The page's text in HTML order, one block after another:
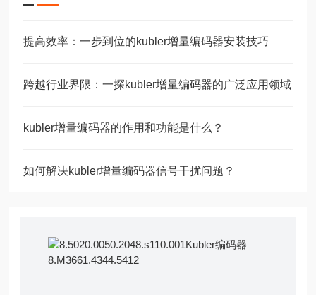
提高效率：一步到位的kubler增量编码器安装技巧
跨越行业界限：一探kubler增量编码器的广泛应用领域
kubler增量编码器的作用和功能是什么？
如何解决kubler增量编码器信号干扰问题？